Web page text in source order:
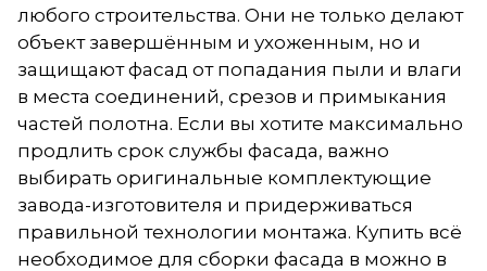
любого строительства. Они не только делают
объект завершённым и ухоженным, но и
защищают фасад от попадания пыли и влаги
в места соединений, срезов и примыкания
частей полотна. Если вы хотите максимально
продлить срок службы фасада, важно
выбирать оригинальные комплектующие
завода-изготовителя и придерживаться
правильной технологии монтажа. Купить всё
необходимое для сборки фасада в можно в